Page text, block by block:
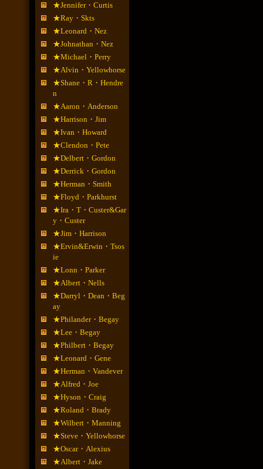
★Jennifer・Curtis
★Ray・Skts
★Leonard・Nez
★Johnathan・Nez
★Michael・Perry
★Alvin・Yellowhorse
★Shane・R・Hendre
n
★Aaron・Anderson
★Harrison・Jim
★Ivan・Howard
★Clendon・Pete
★Delbert・Gordon
★Derrick・Gordon
★Herman・Smith
★Floyd・Parkhurst
★Ira・T・Custer&Gar
y・Custer
★Jim・Harrison
★Ervin&Erwin・Tsos
ie
★Lonn・Parker
★Albert・Nells
★Darryl・Dean・Beg
ay
★Philander・Begay
★Lee・Begay
★Philbert・Begay
★Leonard・Gene
★Herman・Vandever
★Alfred・Joe
★Hyson・Craig
★Roland・Brady
★Wilbert・Manning
★Steve・Yellowhorse
★Oscar・Alexius
★Albert・Jake